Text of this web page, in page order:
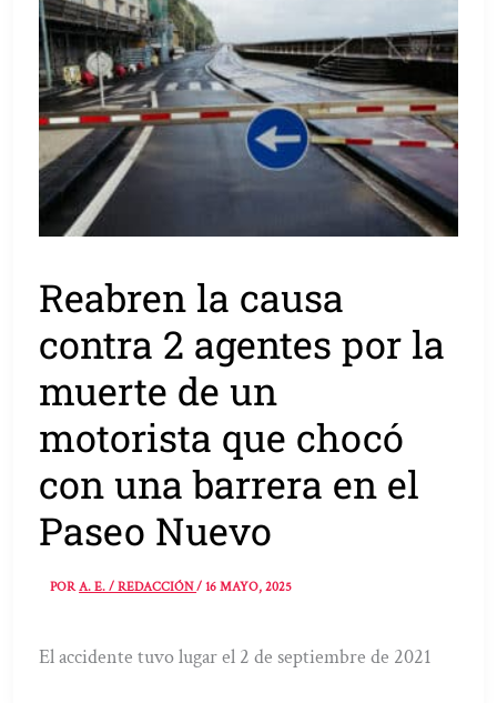
Reabren la causa
contra 2 agentes por la
muerte de un
motorista que chocó
con una barrera en el
Paseo Nuevo
PORA. E. / REDACCIÓN/16 MAYO, 2025
El accidente tuvo lugar el 2 de septiembre de 2021